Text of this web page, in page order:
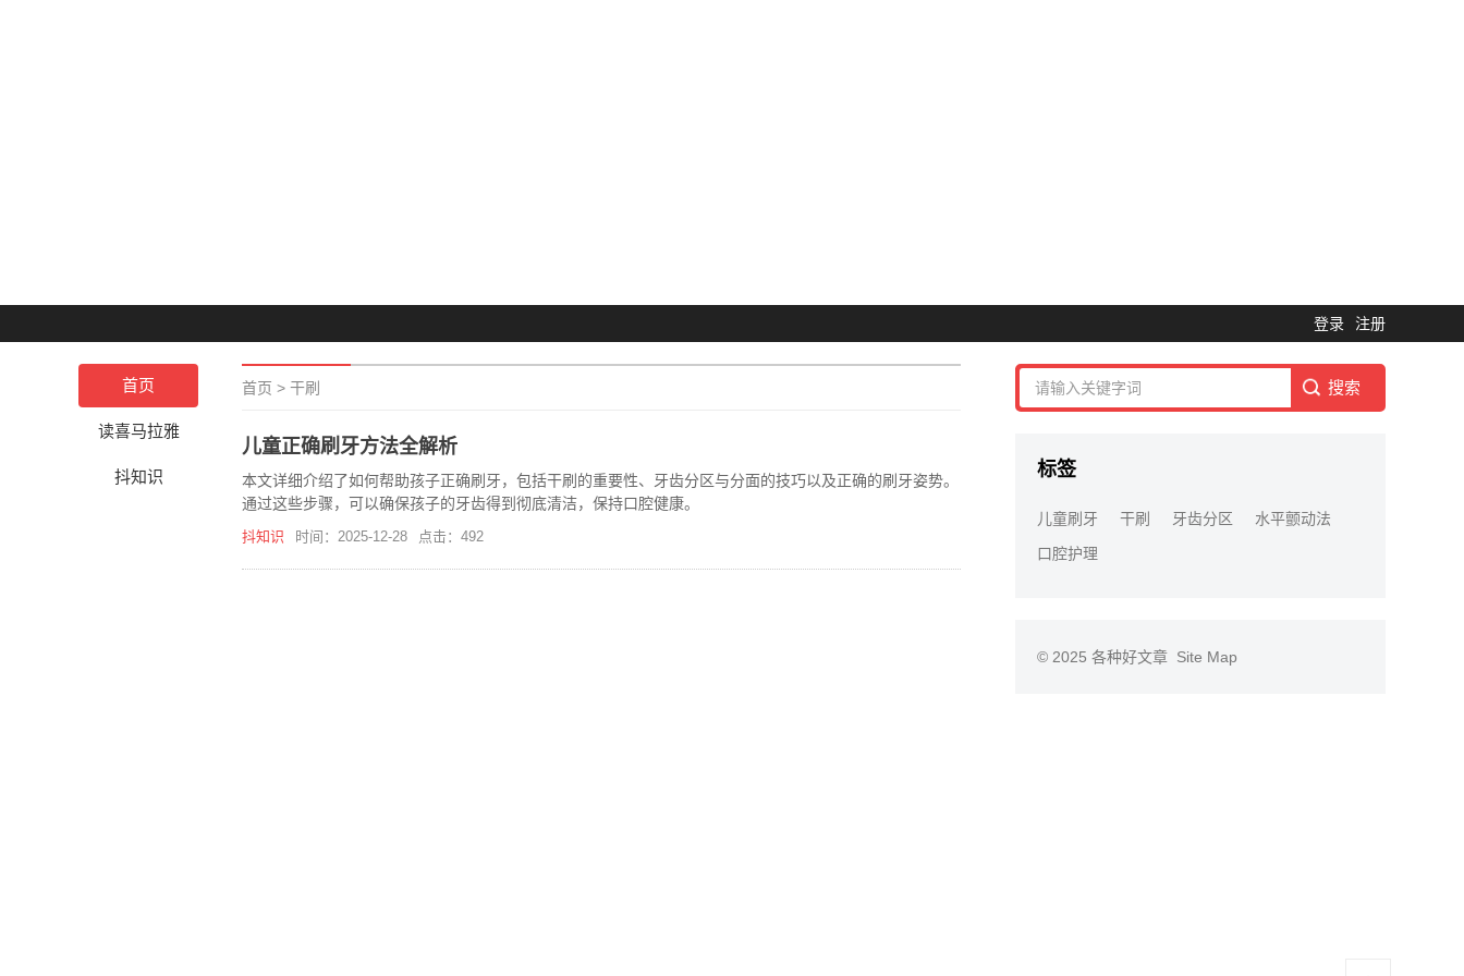
登录 注册
首页
读喜马拉雅
抖知识
首页 > 干刷
儿童正确刷牙方法全解析
本文详细介绍了如何帮助孩子正确刷牙，包括干刷的重要性、牙齿分区与分面的技巧以及正确的刷牙姿势。
通过这些步骤，可以确保孩子的牙齿得到彻底清洁，保持口腔健康。
抖知识 时间：2025-12-28 点击：492
标签
儿童刷牙 干刷 牙齿分区
水平颤动法
口腔护理
© 2025 各种好文章 Site Map